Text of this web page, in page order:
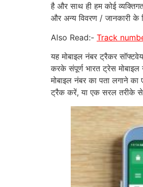
है और साथ ही हम कोई
और अन्य विवरण / जानकारी
Also Read:- Track
यह मोबाइल नंबर ट्रैकर
करके संपूर्ण भारत ट्रेस
मोबाइल नंबर का पता लगाने
ट्रैक करें, या एक सरल तरीके